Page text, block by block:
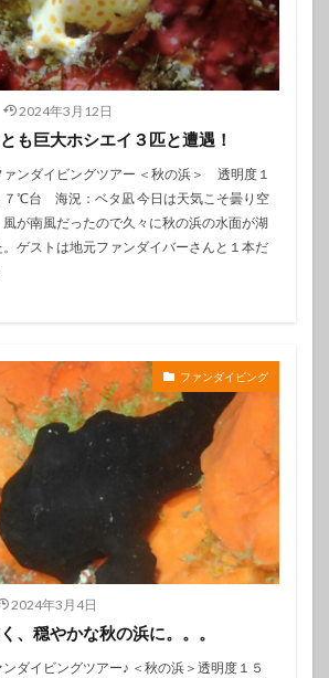
2024年3月12日
も巨大ホシエイ３匹と遭遇！
ァンダイビングツアー ＜秋の浜＞ 透明度１
℃台 海況：ベタ凪 今日は天気こそ曇り空
が南風だったので久々に秋の浜の水面が湖
ゲストは地元ファンダイバーさんと１本だ
ファンダイビング
2024年3月4日
、穏やかな秋の浜に。。。
ダイビングツアー♪ ＜秋の浜＞透明度１５